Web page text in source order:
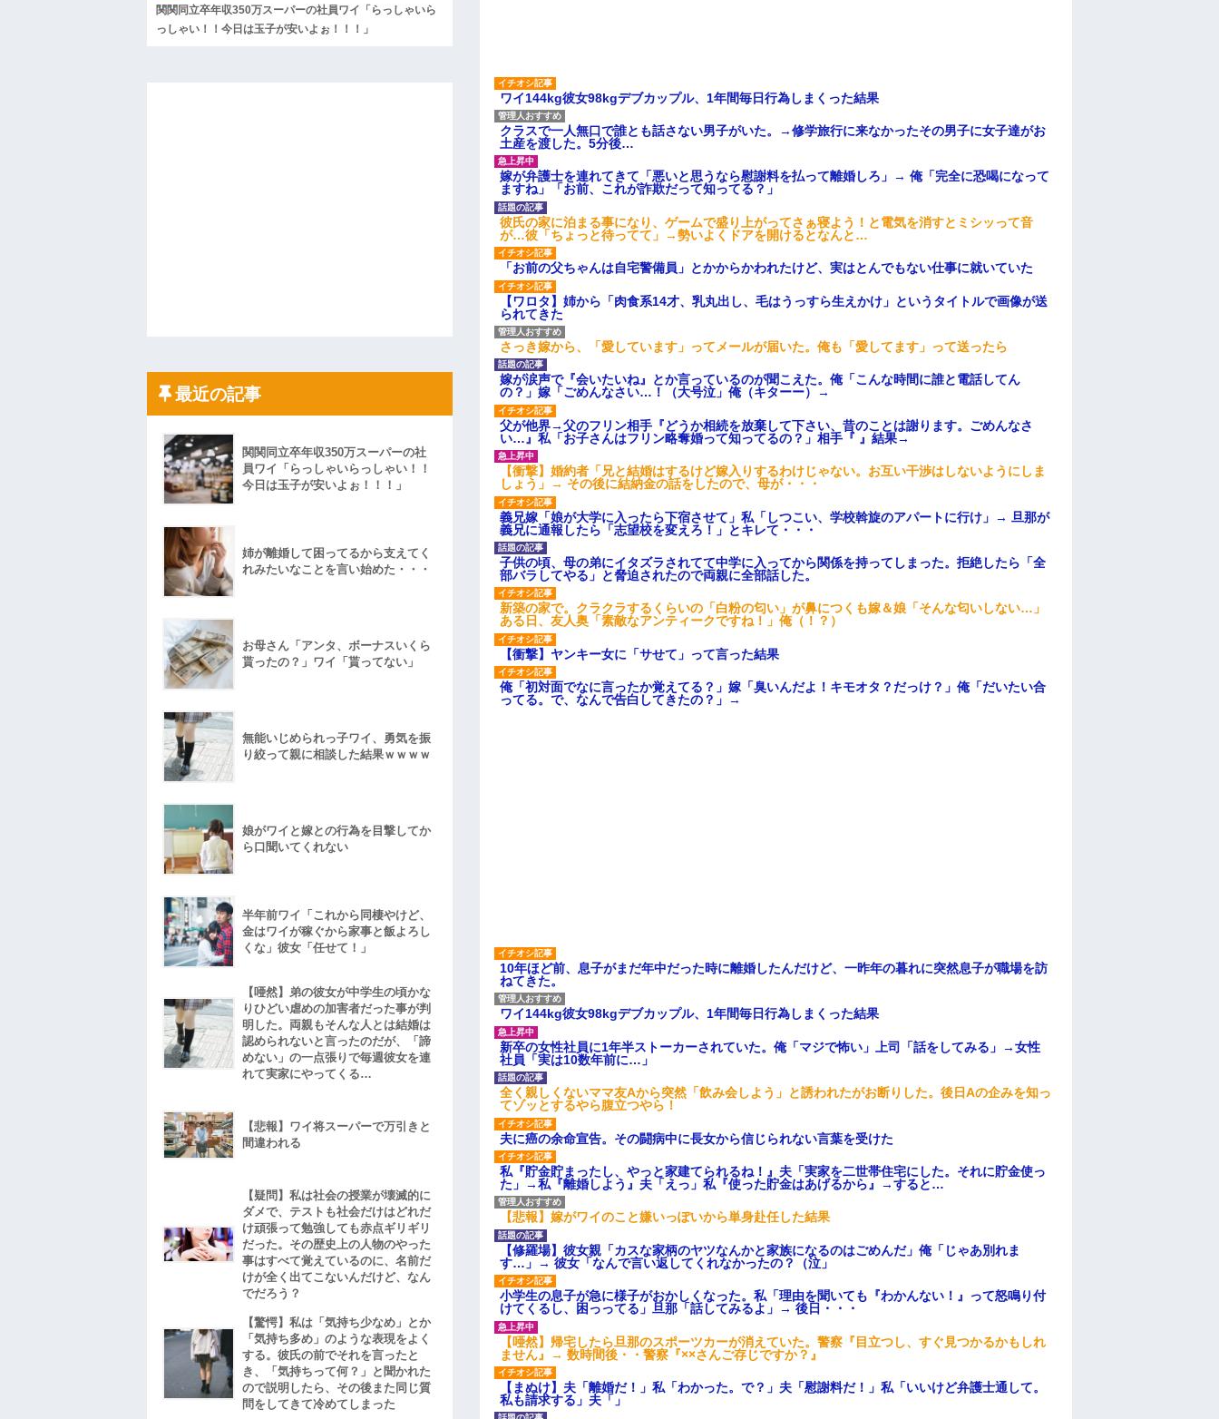
【悲報】佐藤輝明・・・２軍でも盛大にやらかす←あまり悲しませないでく
ワイ144kg彼女98kgデブカップル、1年間毎日行為しまくった結果
クラスで一人無口で誰とも話さない男子がいた。→修学旅行に来なかったその男子に女子達がお
土産を渡した。5分後…
嫁が弁護士を連れてきて「悪いと思うなら慰謝料を払って離婚しろ」→ 俺「完全に恐喝になって
ますね」「お前、これが詐欺だって知ってる？」
彼氏の家に泊まる事になり、ゲームで盛り上がってさぁ寝よう！と電気を消すとミシッって音
が…彼「ちょっと待ってて」→勢いよくドアを開けるとなんと…
「お前の父ちゃんは自宅警備員」とかからかわれたけど、実はとんでもない仕事に就いていた
【ワロタ】姉から「肉食系14才、乳丸出し、毛はうっすら生えかけ」というタイトルで画像が送
られてきた
さっき嫁から、「愛しています」ってメールが届いた。俺も「愛してます」って送ったら
嫁が涙声で『会いたいね』とか言っているのが聞こえた。俺「こんな時間に誰と電話してん
の？」嫁「ごめんなさい…！（大号泣」俺（キターー）→
父が他界→父のフリン相手『どうか相続を放棄して下さい、昔のことは謝ります。ごめんなさ
い…』私「お子さんはフリン略奪婚って知ってるの？」相手『 』結果→
【衝撃】婚約者「兄と結婚はするけど嫁入りするわけじゃない。お互い干渉はしないようにしま
しょう」→ その後に結納金の話をしたので、母が・・・
義兄嫁「娘が大学に入ったら下宿させて」私「しつこい、学校斡旋のアパートに行け」→ 旦那が
義兄に通報したら「志望校を変えろ！」とキレて・・・
子供の頃、母の弟にイタズラされてて中学に入ってから関係を持ってしまった。拒絶したら「全
部バラしてやる」と脅迫されたので両親に全部話した。
新築の家で。クラクラするくらいの「白粉の匂い」が鼻につくも嫁＆娘「そんな匂いしない…」
ある日、友人奥「素敵なアンティークですね！」俺（！？）
【衝撃】ヤンキー女に「サせて」って言った結果
俺「初対面でなに言ったか覚えてる？」嫁「臭いんだよ！キモオタ？だっけ？」俺「だいたい合
ってる。で、なんで告白してきたの？」→
10年ほど前、息子がまだ年中だった時に離婚したんだけど、一昨年の暮れに突然息子が職場を訪
ねてきた。
ワイ144kg彼女98kgデブカップル、1年間毎日行為しまくった結果
新卒の女性社員に1年半ストーカーされていた。俺「マジで怖い」上司「話をしてみる」→女性
社員「実は10数年前に…」
全く親しくないママ友Aから突然「飲み会しよう」と誘われたがお断りした。後日Aの企みを知っ
てゾッとするやら腹立つやら！
夫に癌の余命宣告。その闘病中に長女から信じられない言葉を受けた
私『貯金貯まったし、やっと家建てられるね！』夫「実家を二世帯住宅にした。それに貯金使っ
た」→私『離婚しよう』夫「えっ」私『使った貯金はあげるから』→すると…
【悲報】嫁がワイのこと嫌いっぽいから単身赴任した結果
【修羅場】彼女親「カスな家柄のヤツなんかと家族になるのはごめんだ」俺「じゃあ別れま
す…」→ 彼女「なんで言い返してくれなかったの？（泣」
小学生の息子が急に様子がおかしくなった。私「理由を聞いても『わかんない！』って怒鳴り付
けてくるし、困っってる」旦那「話してみるよ」→ 後日・・・
【唖然】帰宅したら旦那のスポーツカーが消えていた。警察『目立つし、すぐ見つかるかもしれ
ません』→ 数時間後・・警察『××さんご存じですか？』
【まぬけ】夫「離婚だ！」私「わかった。で？」夫「慰謝料だ！」私「いいけど弁護士通して。
私も請求する」夫「」
関関同立卒年収350万スーパーの社員ワイ「らっしゃいら
っしゃい！！今日は玉子が安いよぉ！！！」
最近の記事
関関同立卒年収350万スーパーの社
員ワイ「らっしゃいらっしゃい！！
今日は玉子が安いよぉ！！！」
姉が離婚して困ってるから支えてく
れみたいなことを言い始めた・・・
お母さん「アンタ、ボーナスいくら
貰ったの？」ワイ「貰ってない」
無能いじめられっ子ワイ、勇気を振
り絞って親に相談した結果ｗｗｗｗ
娘がワイと嫁との行為を目撃してか
ら口聞いてくれない
半年前ワイ「これから同棲やけど、
金はワイが稼ぐから家事と飯よろし
くな」彼女「任せて！」
【唖然】弟の彼女が中学生の頃かな
りひどい虐めの加害者だった事が判
明した。両親もそんな人とは結婚は
認められないと言ったのだが、「諦
めない」の一点張りで毎週彼女を連
れて実家にやってくる…
【悲報】ワイ将スーパーで万引きと
間違われる
【疑問】私は社会の授業が壊滅的に
ダメで、テストも社会だけはどれだ
け頑張って勉強しても赤点ギリギリ
だった。その歴史上の人物のやった
事はすべて覚えているのに、名前だ
けが全く出てこないんだけど、なん
でだろう？
【驚愕】私は「気持ち少なめ」とか
「気持ち多め」のような表現をよく
する。彼氏の前でそれを言ったと
き、「気持ちって何？」と聞かれた
ので説明したら、その後また同じ質
問をしてきて冷めてしまった